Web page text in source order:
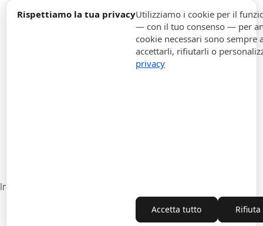
Rispettiamo la tua privacyUtilizziamo i cookie per il
— con il tuo consenso — per
cookie necessari sono
accettarli, rifiutarli o
privacy
Accetta tutto
expand_more
expand_more
Impostazioni cookie
Recesso dal contratto
Copyright © 2010-2026 ITALPOUF®